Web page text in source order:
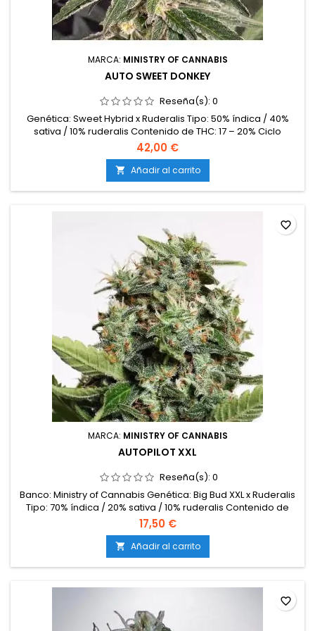
MARCA: MINISTRY OF CANNABIS
AUTO SWEET DONKEY
Reseña(s): 0
Genética: Sweet Hybrid x Ruderalis Tipo: 50% índica / 40%
sativa / 10% ruderalis Contenido de THC: 17 – 20% Ciclo
completo: 8 – 9 semanas desde la germinación Producción
en interior: 400 – 500 g/m² Producción en exterior: 100 – 180
g/planta Altura: 70 – 120 cm en interior; hasta 150 cm en
exterior Aromas y sabores: Dulce, afrutado y cremoso, con
matices...
42,00 €
 Añadir al carrito
MARCA: MINISTRY OF CANNABIS
AUTOPILOT XXL
Reseña(s): 0
Banco: Ministry of Cannabis Genética: Big Bud XXL x Ruderalis
Tipo: 70% índica / 20% sativa / 10% ruderalis Contenido de
THC: 15 – 18% Ciclo completo: 9 – 10 semanas desde la
germinación Producción en interior: 500 – 550 g/m²
Producción en exterior: Hasta 200 g/planta Altura: 80 – 120
cm en interior; hasta 150 cm en exterior Aromas y
sabores: Dulce,...
17,50 €
 Añadir al carrito
favorite_border
favorite_border